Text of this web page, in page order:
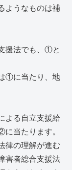
ようなものは補
援法でも、①と
①に当たり、地
よる自立支援給
当たります。
律の理解が進む
害者総合支援法